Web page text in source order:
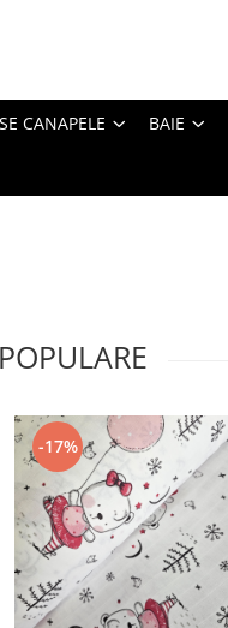
CANAPELE BAIE
-17%